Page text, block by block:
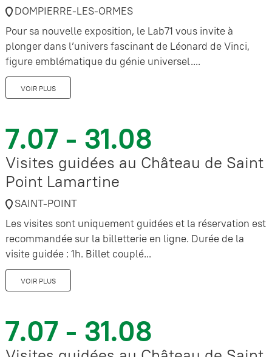
DOMPIERRE-LES-ORMES
Pour sa nouvelle exposition, le Lab71 vous invite à
plonger dans l’univers fascinant de Léonard de Vinci,
figure emblématique du génie universel....
VOIR PLUS
7.07 - 31.08
Visites guidées au Château de Saint
Point Lamartine
SAINT-POINT
Les visites sont uniquement guidées et la réservation est
recommandée sur la billetterie en ligne. Durée de la
visite guidée : 1h. Billet couplé...
VOIR PLUS
7.07 - 31.08